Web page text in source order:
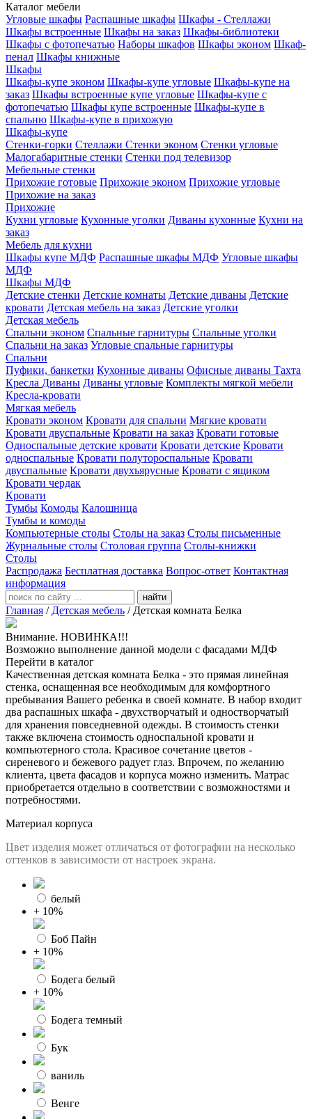
Каталог мебели
Угловые шкафы Распашные шкафы Шкафы - Стеллажи
Шкафы встроенные Шкафы на заказ Шкафы-библиотеки
Шкафы с фотопечатью Наборы шкафов Шкафы эконом Шкаф-
пенал Шкафы книжные
Шкафы
Шкафы-купе эконом Шкафы-купе угловые Шкафы-купе на
заказ Шкафы встроенные купе угловые Шкафы-купе с
фотопечатью Шкафы купе встроенные Шкафы-купе в
спальню Шкафы-купе в прихожую
Шкафы-купе
Стенки-горки Стеллажи Стенки эконом Стенки угловые
Малогабаритные стенки Стенки под телевизор
Мебельные стенки
Прихожие готовые Прихожие эконом Прихожие угловые
Прихожие на заказ
Прихожие
Кухни угловые Кухонные уголки Диваны кухонные Кухни на
заказ
Мебель для кухни
Шкафы купе МДФ Распашные шкафы МДФ Угловые шкафы
МДФ
Шкафы МДФ
Детские стенки Детские комнаты Детские диваны Детские
кровати Детская мебель на заказ Детские уголки
Детская мебель
Спальни эконом Спальные гарнитуры Спальные уголки
Спальни на заказ Угловые спальные гарнитуры
Спальни
Пуфики, банкетки Кухонные диваны Офисные диваны Тахта
Кресла Диваны Диваны угловые Комплекты мягкой мебели
Кресла-кровати
Мягкая мебель
Кровати эконом Кровати для спальни Мягкие кровати
Кровати двуспальные Кровати на заказ Кровати готовые
Односпальные детские кровати Кровати детские Кровати
односпальные Кровати полутороспальные Кровати
двуспальные Кровати двухъярусные Кровати с ящиком
Кровати чердак
Кровати
Тумбы Комоды Калошница
Тумбы и комоды
Компьютерные столы Столы на заказ Столы письменные
Журнальные столы Столовая группа Столы-книжки
Столы
Распродажа Бесплатная доставка Вопрос-ответ Контактная
информация
найти
Главная / Детская мебель / Детская комната Белка
Внимание. НОВИНКА!!!
Возможно выполнение данной модели с фасадами МДФ
Перейти в каталог
Качественная детская комната Белка - это прямая линейная
стенка, оснащенная все необходимым для комфортного
пребывания Вашего ребенка в своей комнате. В набор входит
два распашных шкафа - двухстворчатый и одностворчатый
для хранения повседневной одежды. В стоимость стенки
также включена стоимость односпальной кровати и
компьютерного стола. Красивое сочетание цветов -
сиреневого и бежевого радует глаз. Впрочем, по желанию
клиента, цвета фасадов и корпуса можно изменить. Матрас
приобретается отдельно в соответствии с возможностями и
потребностями.
Материал корпуса
Цвет изделия может отличаться от фотографии на несколько
оттенков в зависимости от настроек экрана.
белый
+ 10%
Боб Пайн
+ 10%
Бодега белый
+ 10%
Бодега темный
Бук
ваниль
Венге